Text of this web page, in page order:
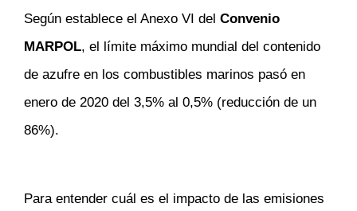
Según establece el Anexo VI del Convenio
MARPOL, el límite máximo mundial del contenido
de azufre en los combustibles marinos pasó en
enero de 2020 del 3,5% al 0,5% (reducción de un
86%).
Para entender cuál es el impacto de las emisiones